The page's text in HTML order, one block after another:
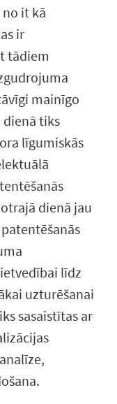
it kā
ir
tādiem
mainīgo
dienā tiks
līgumiskās
dienā jau
līdz
uzturēšanai
sasaistītas ar